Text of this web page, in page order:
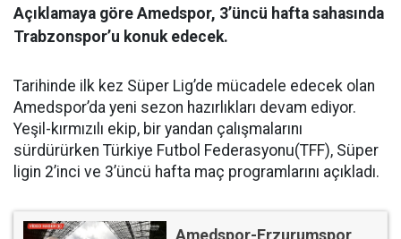
Açıklamaya göre Amedspor, 3’üncü hafta sahasında
Trabzonspor’u konuk edecek.
Tarihinde ilk kez Süper Lig’de mücadele edecek olan
Amedspor’da yeni sezon hazırlıkları devam ediyor.
Yeşil-kırmızılı ekip, bir yandan çalışmalarını
sürdürürken Türkiye Futbol Federasyonu(TFF), Süper
ligin 2’inci ve 3’üncü hafta maç programlarını açıkladı.
Amedspor-Erzurumspor